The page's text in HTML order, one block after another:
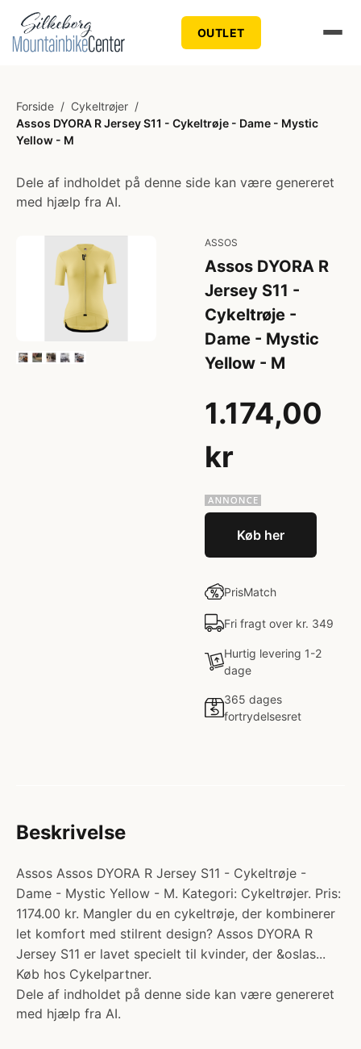
OUTLET
Forside / Cykeltrøjer /
Assos DYORA R Jersey S11 - Cykeltrøje - Dame - Mystic
Yellow - M
Dele af indholdet på denne side kan være genereret
med hjælp fra AI.
ASSOS
Assos DYORA R
Jersey S11 -
Cykeltrøje -
Dame - Mystic
Yellow - M
1.174,00
kr
Køb her
PrisMatch
Fri fragt over kr. 349
Hurtig levering 1-2
dage
365 dages
fortrydelsesret
Beskrivelse
Assos Assos DYORA R Jersey S11 - Cykeltrøje -
Dame - Mystic Yellow - M. Kategori: Cykeltrøjer. Pris:
1174.00 kr. Mangler du en cykeltrøje, der kombinerer
let komfort med stilrent design? Assos DYORA R
Jersey S11 er lavet specielt til kvinder, der &oslas...
Køb hos Cykelpartner.
Dele af indholdet på denne side kan være genereret
med hjælp fra AI.